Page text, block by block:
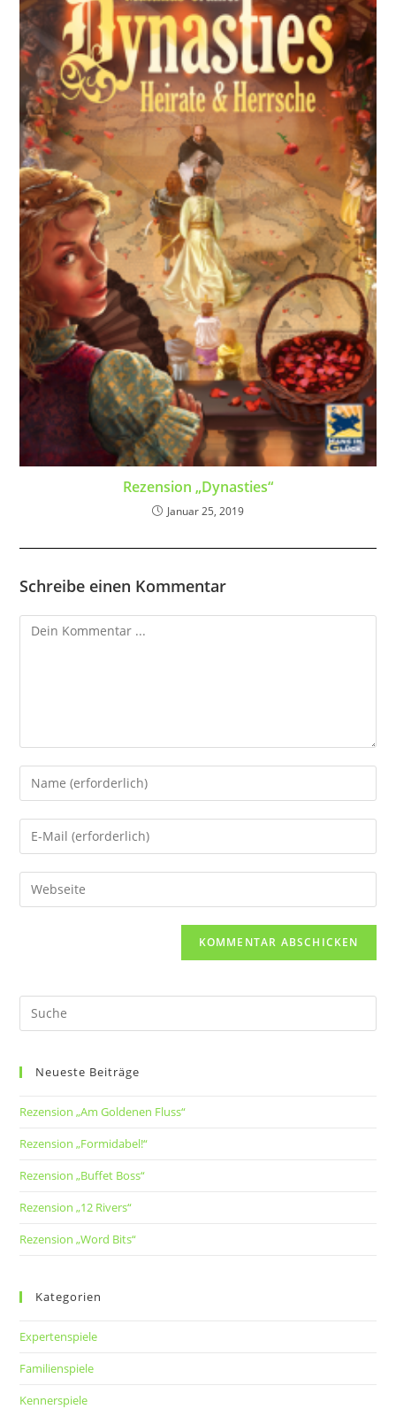
Rezension „Dynasties“
Januar 25, 2019
Schreibe einen Kommentar
Neueste Beiträge
Rezension „Am Goldenen Fluss“
Rezension „Formidabel!“
Rezension „Buffet Boss“
Rezension „12 Rivers“
Rezension „Word Bits“
Kategorien
Expertenspiele
Familienspiele
Kennerspiele